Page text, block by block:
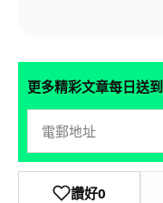
更多精彩文章每日送
讚好0